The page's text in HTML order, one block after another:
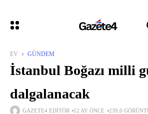
EV GÜNDEM
İstanbul Boğazı milli
dalgalanacak
GAZETE4 EDITÖR 12 AY ÖNCE 239,0